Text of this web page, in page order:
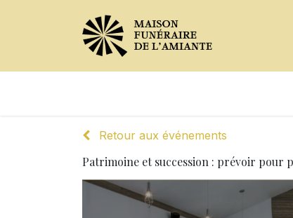
Retour aux événements
Patrimoine et succession : prévoir